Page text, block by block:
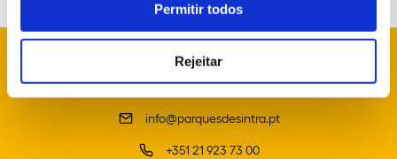
Permitir todos
Rejeitar
info@parquesdesintra.pt
+351 21 923 73 00